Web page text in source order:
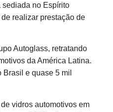
sediada no Espírito
realizar prestação de
Autoglass, retratando
da América Latina.
e quase 5 mil
vidros automotivos em